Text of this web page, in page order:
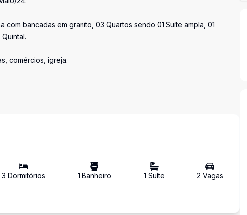
bancadas em granito, 03 Quartos sendo 01 Suíte ampla, 01
comércios, igreja.
3 Dormitórios 1 Banheiro 1 Suíte 2 Vagas